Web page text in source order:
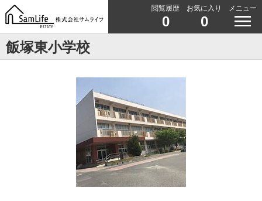
閲覧履歴
0
お気に入り
0
メニュー
飯塚東小学校